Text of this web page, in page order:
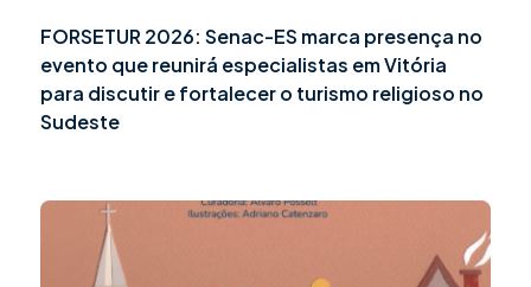
FORSETUR 2026: Senac-ES marca presença no
evento que reunirá especialistas em Vitória
para discutir e fortalecer o turismo religioso no
Sudeste